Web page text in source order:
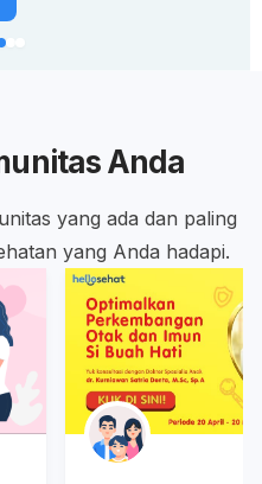
Anda
yang ada dan paling
yang Anda hadapi.